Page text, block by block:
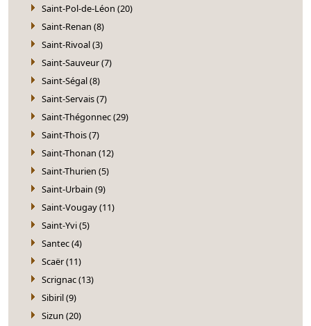
Saint-Pol-de-Léon (20)
Saint-Renan (8)
Saint-Rivoal (3)
Saint-Sauveur (7)
Saint-Ségal (8)
Saint-Servais (7)
Saint-Thégonnec (29)
Saint-Thois (7)
Saint-Thonan (12)
Saint-Thurien (5)
Saint-Urbain (9)
Saint-Vougay (11)
Saint-Yvi (5)
Santec (4)
Scaër (11)
Scrignac (13)
Sibiril (9)
Sizun (20)